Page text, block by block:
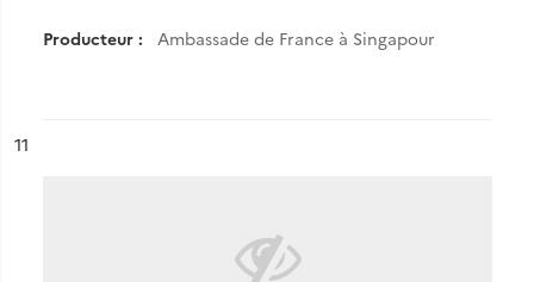
Producteur : Ambassade de France à Singapour
n°
11